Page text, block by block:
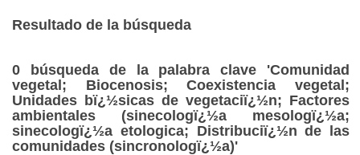
Resultado de la búsqueda
0 búsqueda de la palabra clave 'Comunidad
vegetal; Biocenosis; Coexistencia vegetal;
Unidades bï¿½sicas de vegetaciï¿½n; Factores
ambientales (sinecologï¿½a mesologï¿½a;
sinecologï¿½a etologica; Distribuciï¿½n de las
comunidades (sincronologï¿½a)'